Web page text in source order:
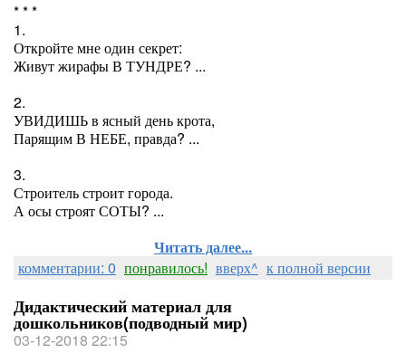
* * *
1.
Откройте мне один секрет:
Живут жирафы В ТУНДРЕ? ...
2.
УВИДИШЬ в ясный день крота,
Парящим В НЕБЕ, правда? ...
3.
Строитель строит города.
А осы строят СОТЫ? ...
Читать далее...
комментарии: 0 понравилось! вверх^ к полной версии
Дидактический материал для
дошкольников(подводный мир)
03-12-2018 22:15